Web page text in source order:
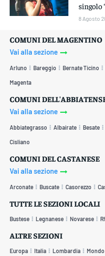
singolo
8 Agosto
COMUNI DEL MAGENTINO
Vai alla sezione
Arluno Bareggio Bernate Ticino
Magenta
COMUNI
Vai alla sezione
Abbiategrasso Albairate Besate
Cisliano
COMUNI DEL CASTANESE
Vai alla sezione
Arconate Buscate Casorezzo
TUTTE LE SEZIONI LOCALI
Bustese Legnanese Novarese
ALTRE SEZIONI
Europa Italia Lombardia Mondo